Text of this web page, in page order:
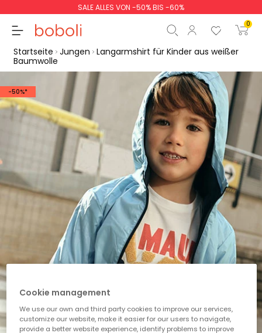
SALE ALLES VON -50% BIS -60%
0
Zwischensumme 0,00 €
Gesamtbetrag 0,00 €
weiter Start der Bestellung
Startseite Jungen Langarmshirt für Kinder aus weißer
Baumwolle
-50%*
Cookie management
We use our own and third party cookies to improve our services,
customize our website, make it easier for our users to navigate,
provide a better website experience, identify problems to improve